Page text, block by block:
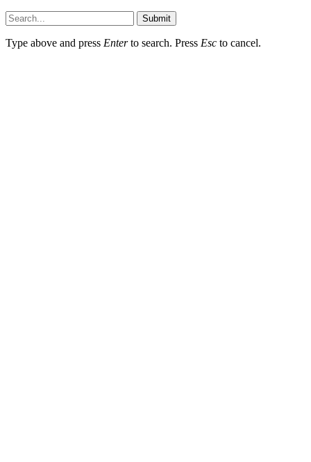
Submit
Type above and press Enterto search. Press Esc to cancel.